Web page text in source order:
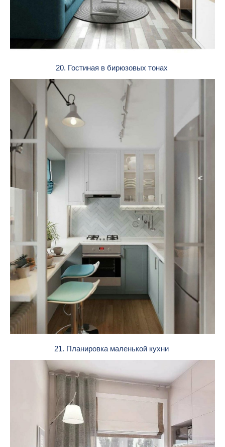
20. Гостиная в бирюзовых тонах
21. Планировка маленькой кухни